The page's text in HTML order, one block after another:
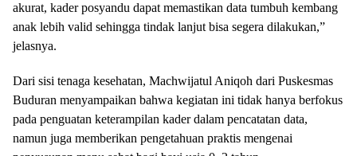
akurat, kader posyandu dapat memastikan data tumbuh kembang
anak lebih valid sehingga tindak lanjut bisa segera dilakukan,”
jelasnya.
Dari sisi tenaga kesehatan, Machwijatul Aniqoh dari Puskesmas
Buduran menyampaikan bahwa kegiatan ini tidak hanya berfokus
pada penguatan keterampilan kader dalam pencatatan data,
namun juga memberikan pengetahuan praktis mengenai